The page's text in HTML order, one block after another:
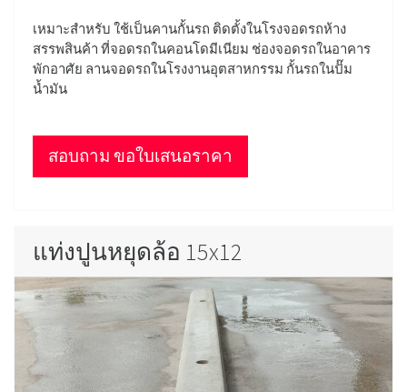
เหมาะสำหรับ ใช้เป็นคานกั้นรถ ติดตั้งในโรงจอดรถห้าง
สรรพสินค้า ที่จอดรถในคอนโดมีเนียม ช่องจอดรถในอาคาร
พักอาศัย ลานจอดรถในโรงงานอุตสาหกรรม กั้นรถในปั๊ม
น้ำมัน
สอบถาม ขอใบเสนอราคา
แท่งปูนหยุดล้อ 15x12